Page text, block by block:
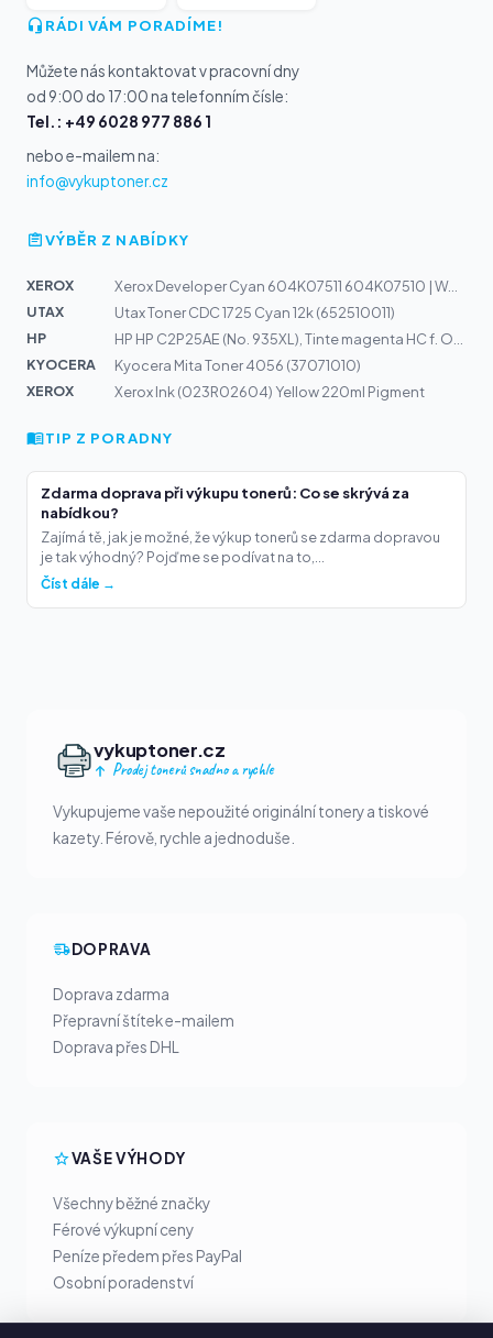
RÁDI VÁM PORADÍME!
Můžete nás kontaktovat v pracovní dny
od 9:00 do 17:00 na telefonním čísle:
Tel.: +49 6028 977 886 1
nebo e-mailem na:
info@vykuptoner.cz
VÝBĚR Z NABÍDKY
XEROX
Xerox Developer Cyan 604K07511 604K07510 | Workcentre 7...
UTAX
Utax Toner CDC 1725 Cyan 12k (652510011)
HP
KYOCERA
Kyocera Mita Toner 4056 (37071010)
XEROX
Xerox Ink (023R02604) Yellow 220ml Pigment
TIP Z PORADNY
Zdarma doprava při výkupu tonerů: Co se skrývá za
nabídkou?
Zajímá tě, jak je možné, že výkup tonerů se zdarma dopravou
je tak výhodný? Pojďme se podívat na to,...
Číst dále →
vykuptoner.cz
Prodej tonerů snadno a rychle
Vykupujeme vaše nepoužité originální tonery a tiskové
kazety. Férově, rychle a jednoduše.
DOPRAVA
Doprava zdarma
Přepravní štítek e-mailem
Doprava přes DHL
VAŠE VÝHODY
Všechny běžné značky
Férové výkupní ceny
Peníze předem přes PayPal
Osobní poradenství